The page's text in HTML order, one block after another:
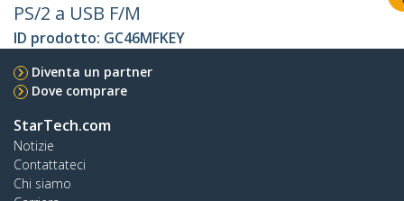
PS/2 a USB F/M
ID prodotto: GC46MFKEY
Diventa un partner
Dove comprare
StarTech.com
Notizie
Contattateci
Chi siamo